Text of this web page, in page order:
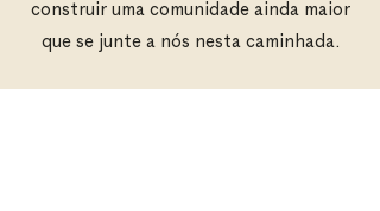
construir uma comunidade ainda maior
que se junte a nós nesta caminhada.